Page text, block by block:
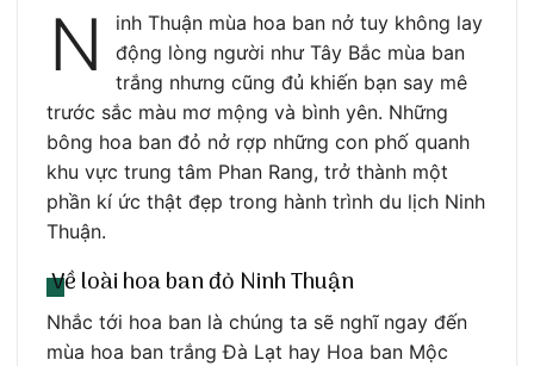
N
inh Thuận mùa hoa ban nở tuy không lay
động lòng người như Tây Bắc mùa ban
trắng nhưng cũng đủ khiến bạn say mê
trước sắc màu mơ mộng và bình yên. Những
bông hoa ban đỏ nở rợp những con phố quanh
khu vực trung tâm Phan Rang, trở thành một
phần kí ức thật đẹp trong hành trình du lịch Ninh
Thuận.
Về loài hoa ban đỏ Ninh Thuận
Nhắc tới hoa ban là chúng ta sẽ nghĩ ngay đến
mùa hoa ban trắng Đà Lạt hay Hoa ban Mộc